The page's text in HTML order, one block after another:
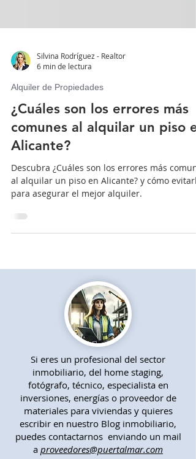
Silvina Rodríguez - Realtor
Alquiler de Propiedades
¿Cuáles son los errores más
comunes al alquilar un piso
Alicante?
Descubra ¿Cuáles son los errores más
al alquilar un piso en Alicante? y cómo
Si eres un profesional del sector
inmobiliario, del home staging,
fotógrafo, técnico, especialista en
inversiones, energías o proveedor de
materiales para viviendas y quieres